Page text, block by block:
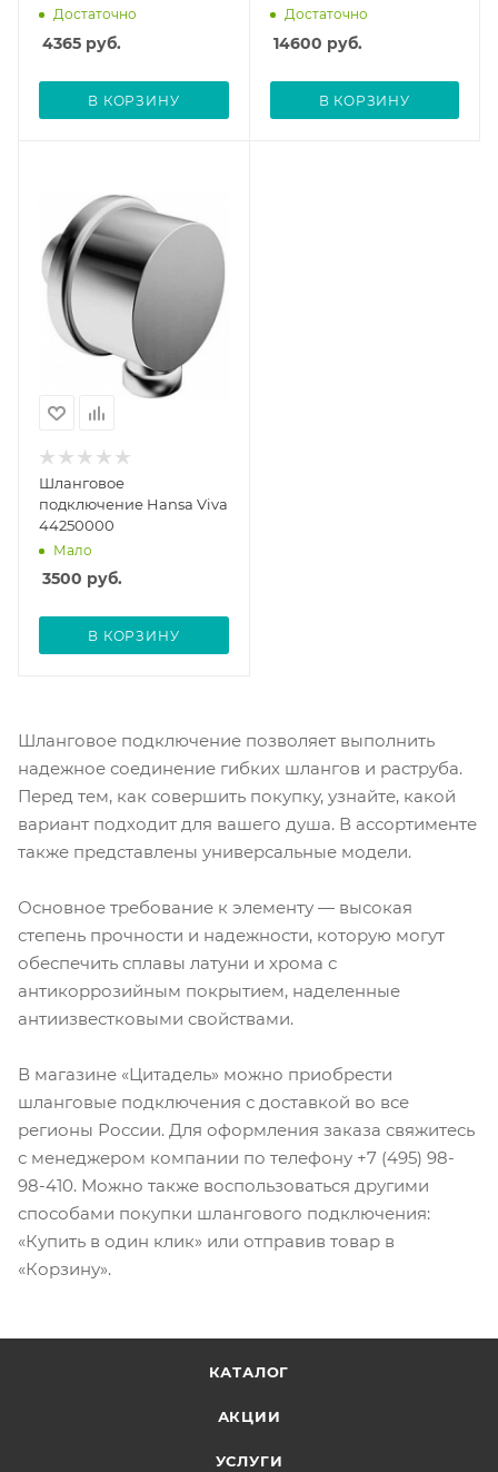
Достаточно
4365 руб.
В КОРЗИНУ
Достаточно
14600 руб.
В КОРЗИНУ
Шланговое
подключение Hansa Viva
44250000
Мало
3500 руб.
В КОРЗИНУ
Шланговое подключение позволяет выполнить
надежное соединение гибких шлангов и раструба.
Перед тем, как совершить покупку, узнайте, какой
вариант подходит для вашего душа. В ассортименте
также представлены универсальные модели.
Основное требование к элементу — высокая
степень прочности и надежности, которую могут
обеспечить сплавы латуни и хрома с
антикоррозийным покрытием, наделенные
антиизвестковыми свойствами.
В магазине «Цитадель» можно приобрести
шланговые подключения с доставкой во все
регионы России. Для оформления заказа свяжитесь
с менеджером компании по телефону +7 (495) 98-
98-410. Можно также воспользоваться другими
способами покупки шлангового подключения:
«Купить в один клик» или отправив товар в
«Корзину».
КАТАЛОГ
АКЦИИ
УСЛУГИ